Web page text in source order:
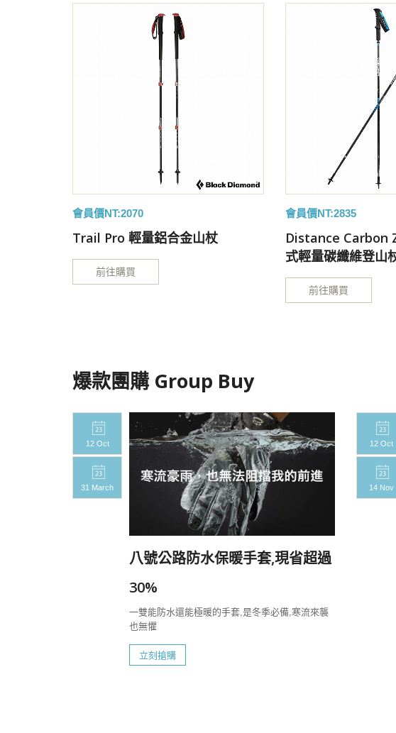
會員價NT:2070
Trail Pro 輕量鋁合金山杖
前往購買
會員價NT:2835
Distance Carbon
式輕量碳纖維登山
前往購買
爆款團購 Group Buy
12 Oct
31 March
八號公路防水保暖手套,現省超過
30%
一雙能防水還能極暖的手套,是冬季必備,寒流來襲
也無懼
立刻搶購
12 Oct
14 Nov